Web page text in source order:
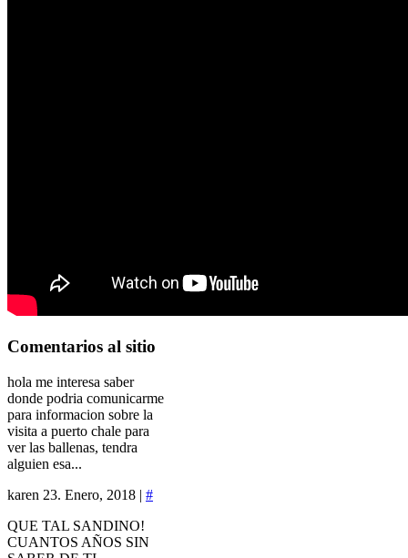
Comentarios al sitio
hola me interesa saber
donde podria comunicarme
para informacion sobre la
visita a puerto chale para
ver las ballenas, tendra
alguien esa...
karen 23. Enero, 2018 | #
QUE TAL SANDINO!
CUANTOS AÑOS SIN